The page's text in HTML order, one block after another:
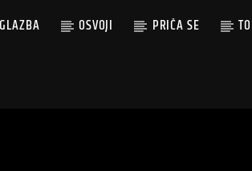
GLAZBA OSVOJI PRIČA SE